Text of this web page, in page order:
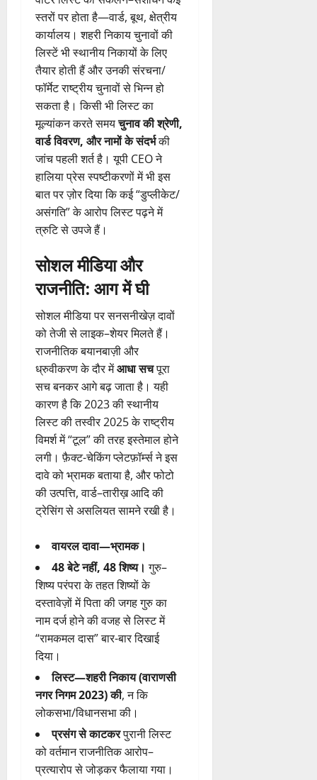
स्तरों पर होता है—वार्ड, बूथ, क्षेत्रीय
कार्यालय। शहरी निकाय चुनावों की
लिस्टें भी स्थानीय निकायों के लिए
तैयार होती हैं और उनकी संरचना/
फॉर्मेट राष्ट्रीय चुनावों से भिन्न हो
सकता है। किसी भी लिस्ट का
मूल्यांकन करते समयचुनाव की श्रेणी,
वार्ड विवरण, और नामों के संदर्भकी
जांच पहली शर्त है। यूपी CEO ने
हालिया प्रेस स्पष्टीकरणों में भी इस
बात पर ज़ोर दिया कि कई “डुप्लीकेट/
असंगति” के आरोप लिस्ट पढ़ने में
त्रुटि से उपजे हैं।
सोशल मीडिया और
राजनीति: आग में घी
सोशल मीडिया पर सनसनीखेज़ दावों
को तेजी से लाइक–शेयर मिलते हैं।
राजनीतिक बयानबाज़ी और
ध्रुवीकरण के दौर मेंआधा सचपूरा
सच बनकर आगे बढ़ जाता है। यही
कारण है कि 2023 की स्थानीय
लिस्ट की तस्वीर 2025 के राष्ट्रीय
विमर्श में “टूल” की तरह इस्तेमाल होने
लगी। फ़ैक्ट-चेकिंग प्लेटफ़ॉर्म्स ने इस
दावे को भ्रामक बताया है, और फोटो
की उत्पत्ति, वार्ड–तारीख़ आदि की
ट्रेसिंग से असलियत सामने रखी है।
वायरल दावा—भ्रामक।
48 बेटे नहीं, 48 शिष्य। गुरु–
शिष्य परंपरा के तहत शिष्यों के
दस्तावेज़ों में पिता की जगह गुरु का
नाम दर्ज होने की वजह से लिस्ट में
“रामकमल दास” बार-बार दिखाई
दिया।
लिस्ट—शहरी निकाय (वाराणसी
नगर निगम 2023) की, न कि
लोकसभा/विधानसभा की।
प्रसंग से काटकरपुरानी लिस्ट
को वर्तमान राजनीतिक आरोप–
प्रत्यारोप से जोड़कर फैलाया गया।